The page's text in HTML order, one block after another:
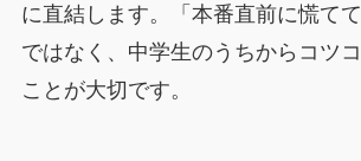
に直結します。「本番直前に慌て
ではなく、中学生のうちからコツ
ことが大切です。